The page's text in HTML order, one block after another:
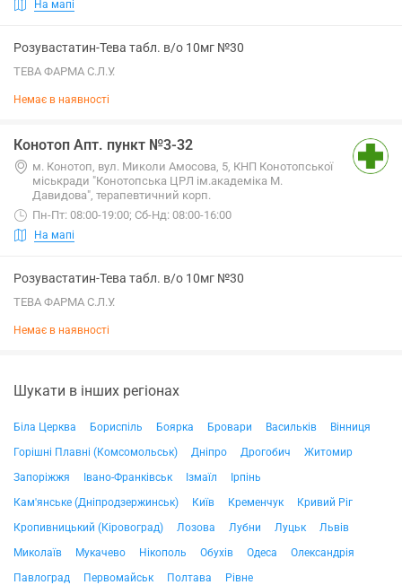
На мапі
Розувастатин-Тева табл. в/о 10мг №30
ТЕВА ФАРМА С.Л.У.
Немає в наявності
Конотоп Апт. пункт №3-32
м. Конотоп, вул. Миколи Амосова, 5, КНП Конотопської
міськради "Конотопська ЦРЛ ім.академіка М.
Давидова", терапевтичний корп.
Пн-Пт: 08:00-19:00; Сб-Нд: 08:00-16:00
На мапі
Розувастатин-Тева табл. в/о 10мг №30
ТЕВА ФАРМА С.Л.У.
Немає в наявності
Шукати в інших регіонах
Біла Церква Бориспіль Боярка Бровари Васильків
Вінниця
Горішні Плавні (Комсомольськ)
Дніпро Дрогобич
Житомир
Запоріжжя
Івано-Франківськ Ізмаїл
Ірпінь
Кам'янське (Дніпродзержинськ)
Київ Кременчук
Кривий Ріг
Кропивницький (Кіровоград)
Лозова Лубни Луцьк
Львів
Миколаїв
Мукачево Нікополь Обухів Одеса
Олександрія
Павлоград
Первомайськ Полтава
Рівне